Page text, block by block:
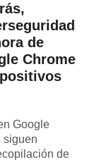
de
Chrome
Google
siguen
de